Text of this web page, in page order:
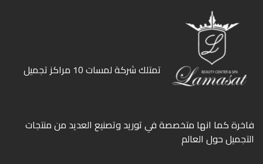
ﺗﻤﺘﻠﻚ ﺷﺮﻛﺔ ﻟﻤﺴﺎت 10 ﻣﺮاﻛﺰ ﺗﺠﻤﻴﻞ
ﻓﺎﺧﺮة كما انها ﻣﺘﺨﺼﺼﺔ ﻓﻲ ﺗﻮرﻳﺪ وﺗﺼﻨﻴﻊ اﻟﻌﺪﻳﺪ ﻣﻦ ﻣﻨﺘﺠﺎت
اﻟﺘﺠﻤﻴﻞ ﺣﻮل اﻟﻌﺎﻟﻢ